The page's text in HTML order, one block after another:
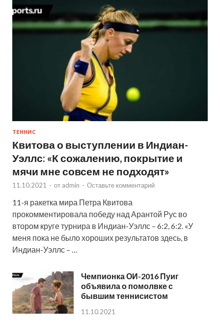
ТЕННИС
Квитова о выступлении в Индиан-
Уэллс: «К сожалению, покрытие и
мячи мне совсем не подходят»
11.10.2021 - от admin - Оставьте комментарий
11-я ракетка мира Петра Квитова
прокомментировала победу над Арантой Рус во
втором круге турнира в Индиан-Уэллс – 6:2, 6:2. «У
меня пока не было хороших результатов здесь, в
Индиан-Уэллс – …
Чемпионка ОИ-2016 Пуиг
объявила о помолвке с
бывшим теннисистом
11.10.2021